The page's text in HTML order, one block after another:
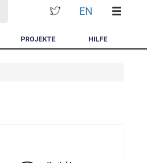
EN
PROJEKTE HILFE